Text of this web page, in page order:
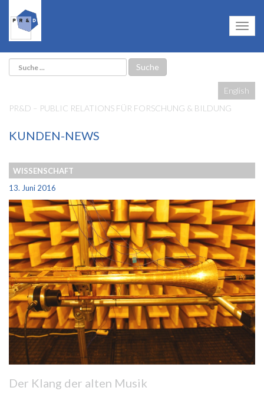
English
PR&D – PUBLIC RELATIONS FÜR FORSCHUNG & BILDUNG
KUNDEN-NEWS
WISSENSCHAFT
13. Juni 2016
Der Klang der alten Musik